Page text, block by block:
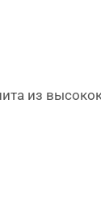
из